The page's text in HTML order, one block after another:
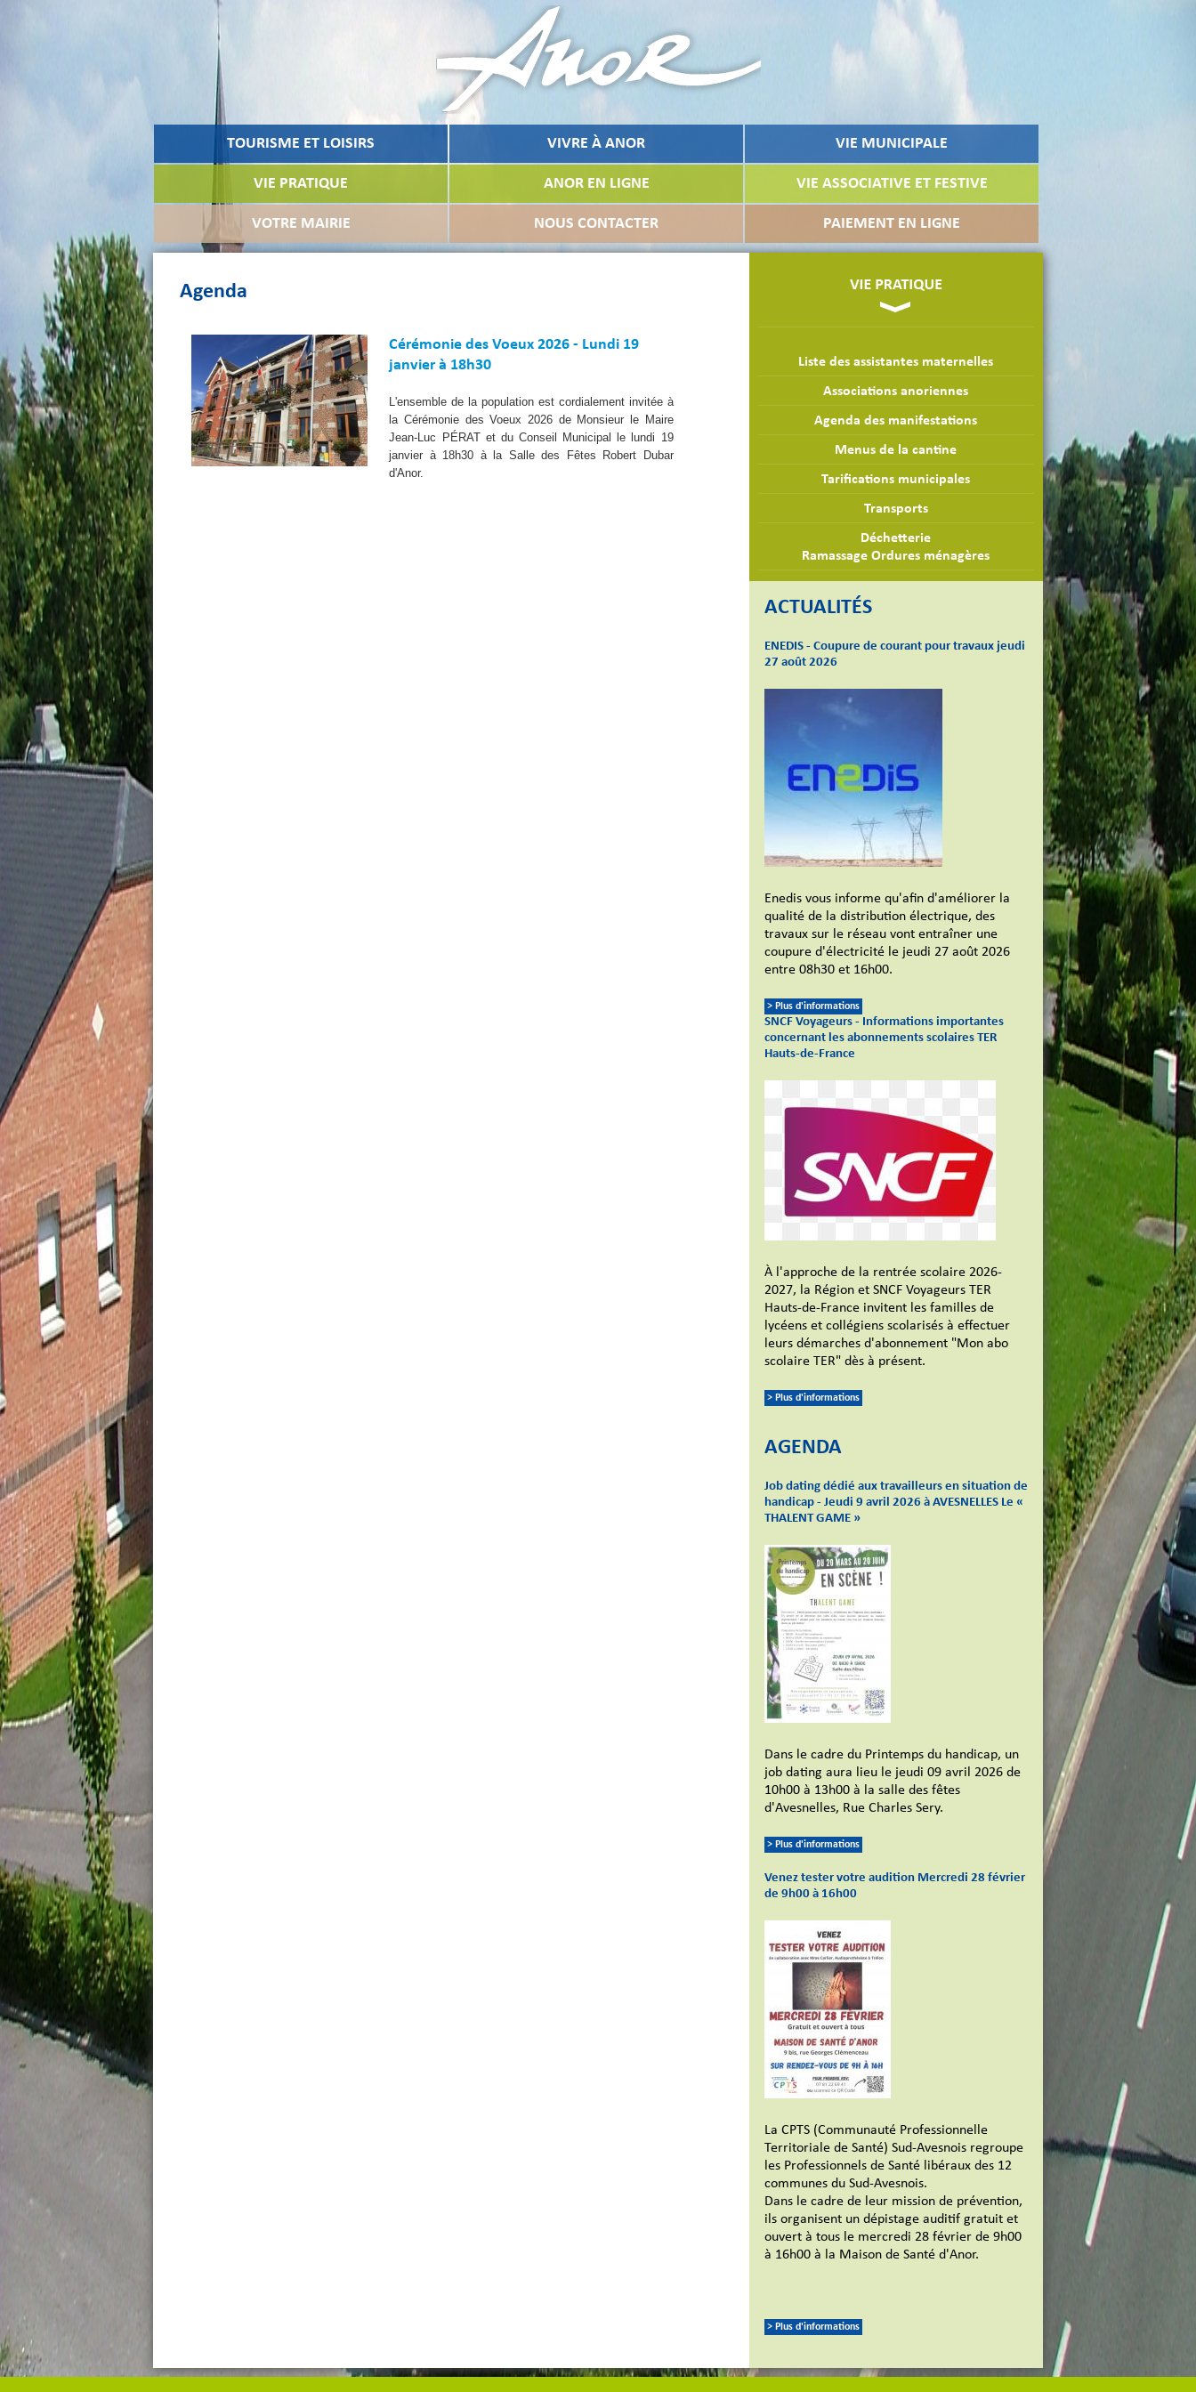
TOURISME ET LOISIRS VIVRE À ANOR VIE MUNICIPALE
VIE PRATIQUE ANOR EN LIGNE VIE ASSOCIATIVE ET FESTIVE
VOTRE MAIRIE NOUS CONTACTER PAIEMENT EN LIGNE
Liste des assistantes maternelles
Associations anoriennes
Agenda des manifestations
Menus de la cantine
Tarifications municipales
Transports
Déchetterie
Ramassage Ordures ménagères
ACTUALITÉS
ENEDIS - Coupure de courant pour travaux jeudi
27 août 2026
Enedis vous informe qu'afin d'améliorer la
qualité de la distribution électrique, des
travaux sur le réseau vont entraîner une
coupure d'électricité le jeudi 27 août 2026
entre 08h30 et 16h00.
> Plus d'informations
SNCF Voyageurs - Informations importantes
concernant les abonnements scolaires TER
Hauts-de-France
À l'approche de la rentrée scolaire 2026-
2027, la Région et SNCF Voyageurs TER
Hauts-de-France invitent les familles de
lycéens et collégiens scolarisés à effectuer
leurs démarches d'abonnement "Mon abo
scolaire TER" dès à présent.
> Plus d'informations
AGENDA
Job dating dédié aux travailleurs en situation de
handicap - Jeudi 9 avril 2026 à AVESNELLES Le «
THALENT GAME »
Dans le cadre du Printemps du handicap, un
job dating aura lieu le jeudi 09 avril 2026 de
10h00 à 13h00 à la salle des fêtes
d'Avesnelles, Rue Charles Sery.
> Plus d'informations
Venez tester votre audition Mercredi 28 février
de 9h00 à 16h00
La CPTS (Communauté Professionnelle
Territoriale de Santé) Sud-Avesnois regroupe
les Professionnels de Santé libéraux des 12
communes du Sud-Avesnois.
Dans le cadre de leur mission de prévention,
ils organisent un dépistage auditif gratuit et
ouvert à tous le mercredi 28 février de 9h00
à 16h00 à la Maison de Santé d'Anor.
> Plus d'informations
Agenda
Cérémonie des Voeux 2026 - Lundi 19
janvier à 18h30
L'ensemble de la population est cordialement invitée à
la Cérémonie des Voeux 2026 de Monsieur le Maire
Jean-Luc PÉRAT et du Conseil Municipal le lundi 19
janvier à 18h30 à la Salle des Fêtes Robert Dubar
d'Anor.